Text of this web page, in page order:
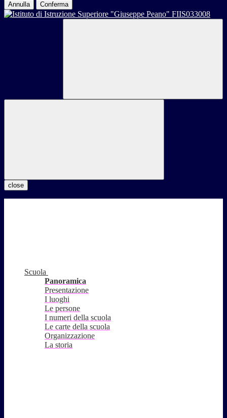
Annulla Conferma
close
Scuola
Panoramica
Presentazione
I luoghi
Le persone
I numeri della scuola
Le carte della scuola
Organizzazione
La storia